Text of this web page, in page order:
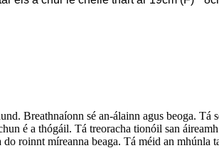
Breathnaíonn sé an-álainn agus beoga. Tá
é a thógáil. Tá treoracha tionóil san
roinnt míreanna beaga. Tá méid an mhúnla